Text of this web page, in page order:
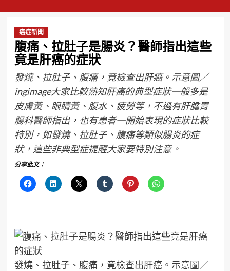
癌症新聞
腹痛、拉肚子是腸炎？醫師指出這些
竟是肝癌的症狀
發燒、拉肚子、腹痛，竟檢查出肝癌。示意圖／
ingimage大家比較熟知肝癌的典型症狀一般多是
皮膚黃、眼睛黃、腹水、疲勞等，不過有肝膽胃
腸科醫師指出，也有患者一開始表現的症狀比較
特別，如發燒、拉肚子、腹痛等類似腸炎的症
狀，這些非典型症提醒大家要特別注意。
分享此文：
發燒、拉肚子、腹痛，竟檢查出肝癌。示意圖／